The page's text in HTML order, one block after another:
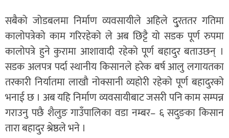
सबैको जोडबलमा निर्माण व्यवसायीले अहिले दु्रततर गतिमा
कालोपत्रेको काम गरिरहेको ले अब छिट्टै यो सडक पूर्ण रुपमा
कालोपत्रे हुने कुरामा आशावादी रहेको पूर्ण बहादुर बताउछन् ।
सडक अलपत्र पर्दा स्थानीय किसानले हरेक बर्ष आलु लगायतका
तरकारी निर्यातमा लाखौ नोक्सानी व्यहोरी रहेको पूर्ण बहादुरको
भनाई छ । अब यहि निर्माण व्यवसायीबाट जसरी पनि काम सम्पन्न
गराउनु पछै शैलुङ गाउँपालिका वडा नम्बर– ६ सदुङका किसान
तारा बहादुर श्रेष्ठले भने ।